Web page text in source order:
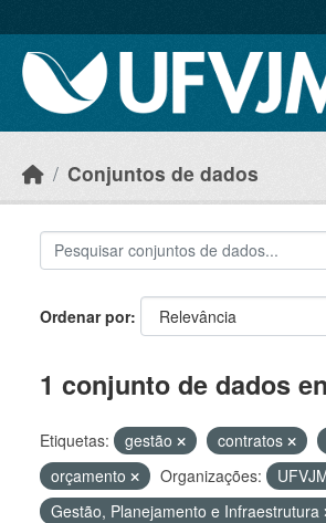
Conjuntos de dados
Ordenar por
1 conjunto de dados
Etiquetas: gestão contratos
orçamento
Organizações:
Gestão, Planejamento e Infraestrutura